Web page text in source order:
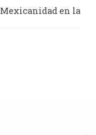
Mexicanidad en la